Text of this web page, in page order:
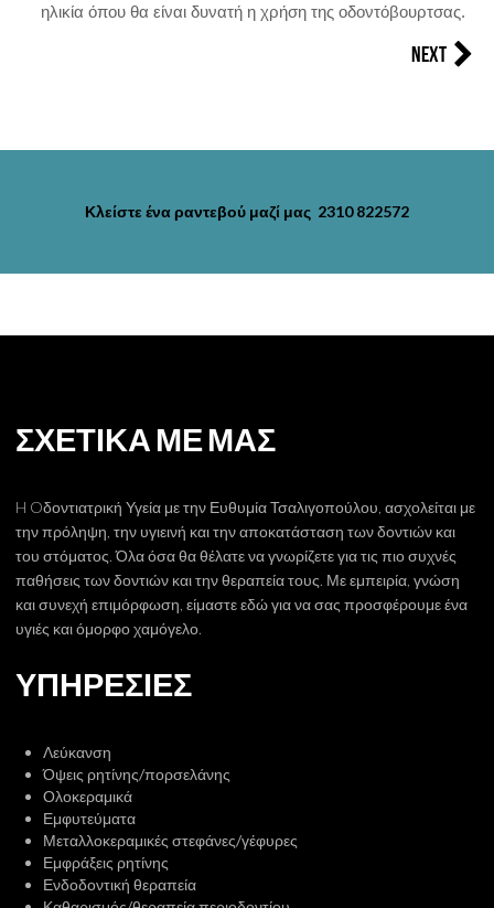
ΒΡΟΥΞΙΣΜΟΣ-ΤΡΙΞΙΜΟ ΔΟΝΤΙΩΝ
ΔΟΝΤΙΑ ΚΑΙ ΠΑΙΔΙ
ΣΥΝΔΡΟΜΟ ΜΠΙΜΠΕΡΟ
ΝΕΟΓΙΛΑ ΔΟΝΤΙΑ
ΘΗΛΑΣΜΟΣ ΑΝΤΙΧΕΙΡΑ
ΚΥΣΤΗ ΑΝΑΤΟΛΗΣ
ΣΤΟΜΑ ΚΑΙ ΥΓΕΙΑ
ΞΗΡΟΣΤΟΜΙΑ
ΕΠΙΧΕΙΛΙΟΣ ΕΡΠΗΣ
ΚΑΝΤΙΝΤΙΑΣΗ-ΜΥΚΗΤΙΑΣΗ ΣΤΟΜΑΤΟΣ
ηλικία όπου θα είναι δυνατή η χρήση της οδοντόβουρτσας.
Next
Κλείστε ένα ραντεβού μαζί μας 2310 822572
ΣΧΕΤΙΚΑ ΜΕ ΜΑΣ
H Oδοντιατρική Υγεία με την Ευθυμία Τσαλιγοπούλου, ασχολείται με
την πρόληψη, την υγιεινή και την αποκατάσταση των δοντιών και
του στόματος. Όλα όσα θα θέλατε να γνωρίζετε για τις πιο συχνές
παθήσεις των δοντιών και την θεραπεία τους. Με εμπειρία, γνώση
και συνεχή επιμόρφωση, είμαστε εδώ για να σας προσφέρουμε ένα
υγιές και όμορφο χαμόγελο.
ΥΠΗΡΕΣΙΕΣ
Λεύκανση
​Όψεις ρητίνης/πορσελάνης
​Ολοκεραμικά
Εμφυτεύματα
Μεταλλοκεραμικές στεφάνες/γέφυρες
​Εμφράξεις ρητίνης
Ενδοδοντική θεραπεία